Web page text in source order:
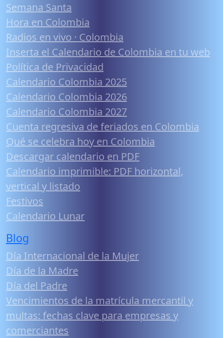
Semana Santa
Hora en Colombia
Radios en vivo · Colombia
Inserta el Calendario de Colombia en tu web
Política de Privacidad
Calendario Colombia 2025
Calendario Colombia 2026
Calendario Colombia 2027
Cuenta regresiva de feriados en Colombia
Qué se celebra hoy en Colombia
Descargar calendario en PDF
Calendario imprimible: PDF horizontal,
vertical y listado
Festivos
Calendario Lunar
Blog
Día Internacional de la Mujer
Día de la Madre
Día del Padre
Vencimientos de la matrícula mercantil y
multas: fechas clave para empresas y
comerciantes